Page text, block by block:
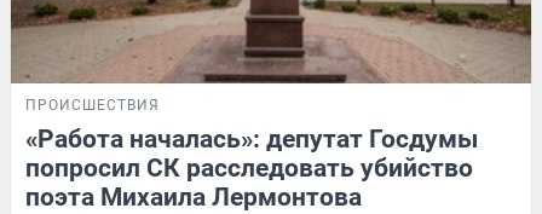
ПРОИСШЕСТВИЯ
«Работа началась»: депутат Госдумы
попросил СК расследовать убийство
поэта Михаила Лермонтова